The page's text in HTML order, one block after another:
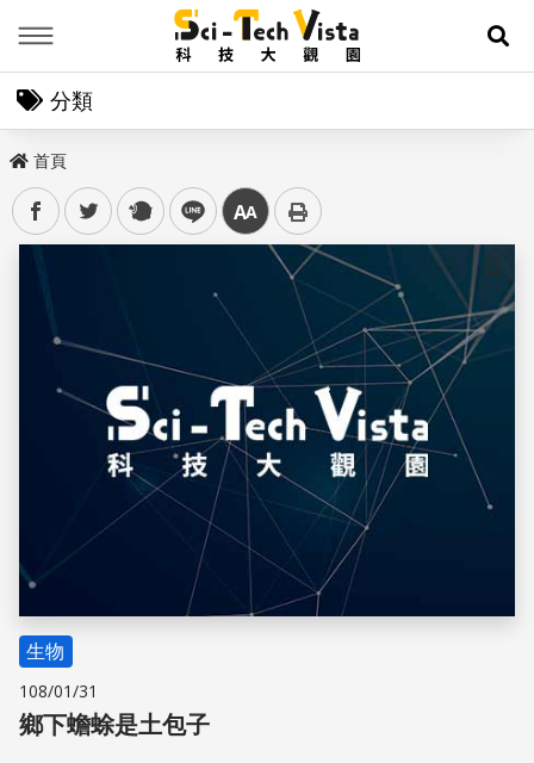
展
分類
首頁
facebooktwitter plurk line 中
儲存
生物
108/01/31
鄉下蟾蜍是土包子